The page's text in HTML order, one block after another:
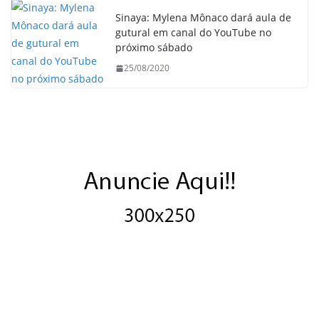
Sinaya: Mylena Mônaco dará aula de
gutural em canal do YouTube no
próximo sábado
25/08/2020